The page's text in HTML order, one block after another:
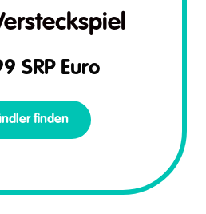
SRP Euro
finden